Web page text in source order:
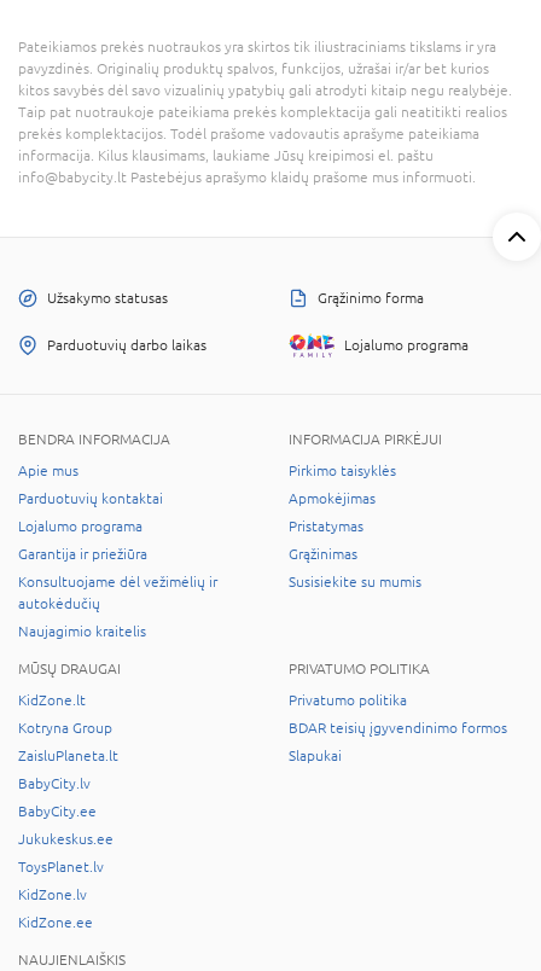
Pateikiamos prekės nuotraukos yra skirtos tik iliustraciniams tikslams ir yra
pavyzdinės. Originalių produktų spalvos, funkcijos, užrašai ir/ar bet kurios
kitos savybės dėl savo vizualinių ypatybių gali atrodyti kitaip negu realybėje.
Taip pat nuotraukoje pateikiama prekės komplektacija gali neatitikti realios
prekės komplektacijos. Todėl prašome vadovautis aprašyme pateikiama
informacija. Kilus klausimams, laukiame Jūsų kreipimosi el. paštu
info@babycity.lt Pastebėjus aprašymo klaidų prašome mus informuoti.
Užsakymo statusas Grąžinimo forma
Parduotuvių darbo laikas Lojalumo programa
BENDRA INFORMACIJA
Apie mus
Parduotuvių kontaktai
Lojalumo programa
Garantija ir priežiūra
Konsultuojame dėl vežimėlių ir
autokėdučių
Naujagimio kraitelis
INFORMACIJA PIRKĖJUI
Pirkimo taisyklės
Apmokėjimas
Pristatymas
Grąžinimas
Susisiekite su mumis
MŪSŲ DRAUGAI
KidZone.lt
Kotryna Group
ZaisluPlaneta.lt
BabyCity.lv
BabyCity.ee
Jukukeskus.ee
ToysPlanet.lv
KidZone.lv
KidZone.ee
PRIVATUMO POLITIKA
Privatumo politika
BDAR teisių įgyvendinimo formos
Slapukai
NAUJIENLAIŠKIS